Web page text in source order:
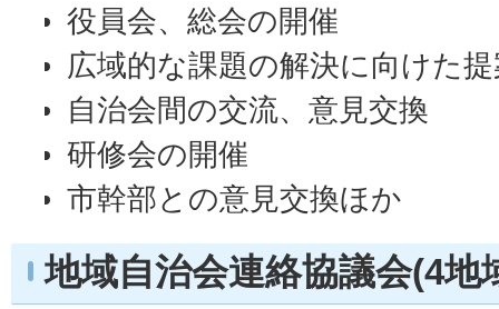
役員会、総会の開催
広域的な課題の解決に向けた
自治会間の交流、意見交換
研修会の開催
市幹部との意見交換ほか
地域自治会連絡協議会(4地